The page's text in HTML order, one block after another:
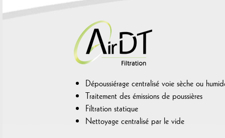
Dépoussiérage centralisé voie sèche ou
Traitement des émissions de poussières
Filtration statique
Nettoyage centralisé par le vide